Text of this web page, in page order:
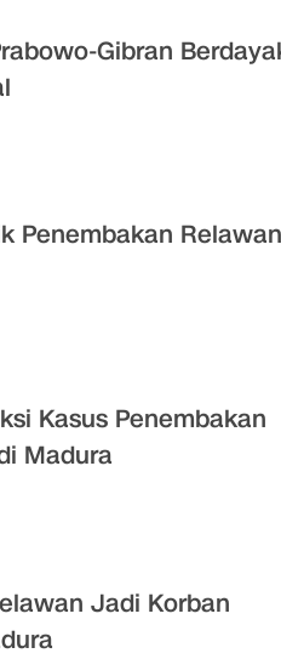
Gibran
Penembakan Relawan
Kasus Penembakan
Madura
Jadi Korban